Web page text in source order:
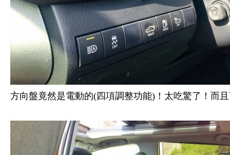
方向盤竟然是電動的(四項調整功能)！太吃驚了！而